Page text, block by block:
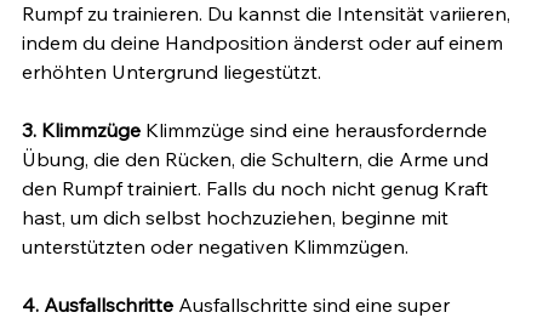
Rumpf zu trainieren. Du kannst die Intensität variieren,
indem du deine Handposition änderst oder auf einem
erhöhten Untergrund liegestützt.
3. Klimmzüge Klimmzüge sind eine herausfordernde
Übung, die den Rücken, die Schultern, die Arme und
den Rumpf trainiert. Falls du noch nicht genug Kraft
hast, um dich selbst hochzuziehen, beginne mit
unterstützten oder negativen Klimmzügen.
4. Ausfallschritte Ausfallschritte sind eine super